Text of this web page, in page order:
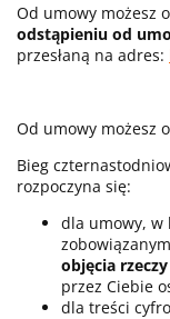
Od umowy możesz
odstąpieniu od
przesłaną na adres:
Od umowy możesz
Bieg
rozpoczyna się:
dla umowy, w
objęcia
przez Ciebie
dla treści